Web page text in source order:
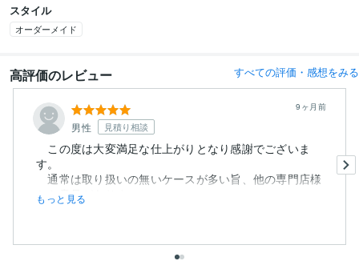
スタイル
オーダーメイド
高評価のレビュー すべての評価・感想をみる
男性 見積り相談
9ヶ月前
この度は大変満足な仕上がりとなり感謝でございま
す。
通常は取り扱いの無いケースが多い旨、他の専門店様
から意見がありま...
もっと見る